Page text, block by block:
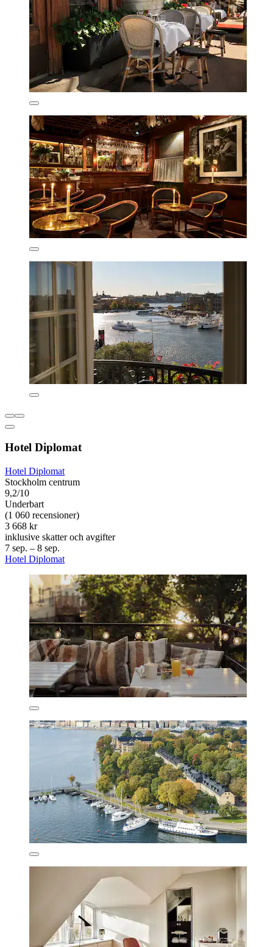
Hotel Diplomat
Hotel Diplomat
Stockholm centrum
9,2/10
Underbart
(1 060 recensioner)
3 668 kr
inklusive skatter och avgifter
7 sep. – 8 sep.
Hotel Diplomat